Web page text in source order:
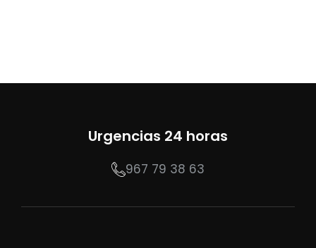
Urgencias 24 horas
967 79 38 63